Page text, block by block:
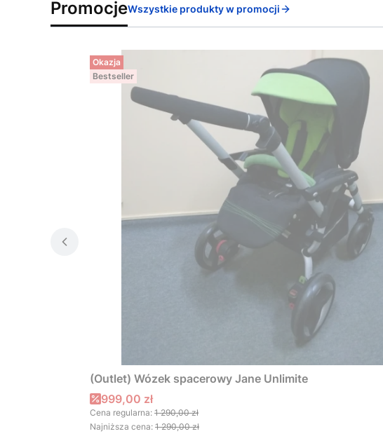
PromocjeWszystkie produkty w promocji
Okazja
Bestseller
(Outlet) Wózek spacerowy Jane Unlimite
Cena promocyjna
999,00 zł
Cena regularna: 1 290,00 zł
Najniższa cena: 1 290,00 zł